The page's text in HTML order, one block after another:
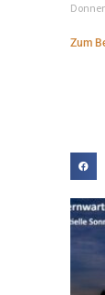
Zum